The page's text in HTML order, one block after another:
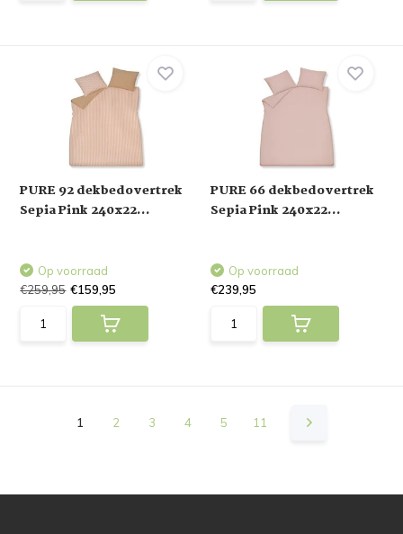
PURE 92 dekbedovertrek
Sepia Pink 240x22...
Op voorraad
€259,95 €159,95
PURE 66 dekbedovertrek
Sepia Pink 240x22...
Op voorraad
€239,95
1 2 3 4 5 11